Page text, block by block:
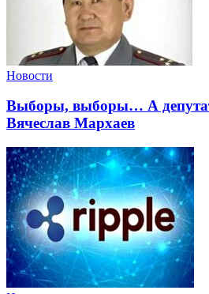
Новости
Выборы, выборы… А
Вячеслав Мархаев